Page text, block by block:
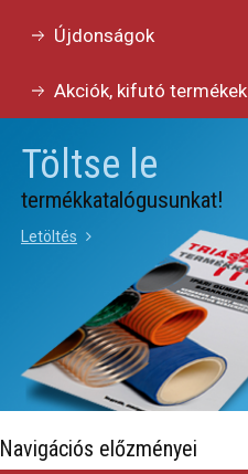
Újdonságok
Akciók, kifutó termékek
Töltse le
termékkatalógusunkat!
Letöltés
Navigációs előzményei